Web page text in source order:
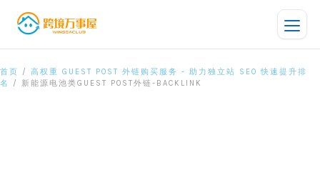
内
容
首页 / 高权重 GUEST POST 外链购买服务 - 助力独立站 SEO 快速提升排
名
/ 新能源电池类GUEST POST外链-BACKLINK
原
当
新
能